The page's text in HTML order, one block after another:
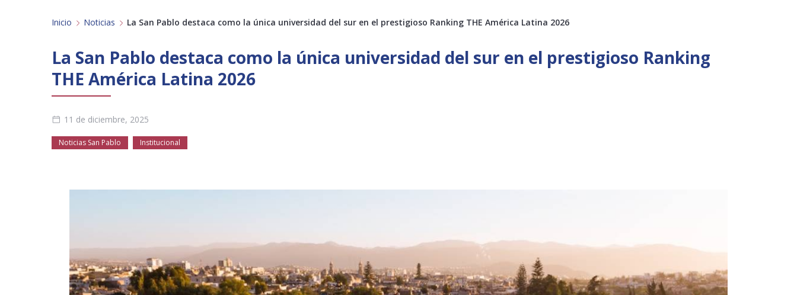
Inicio Noticias La San Pablo destaca como la única universidad del sur en el prestigioso Ranking THE América Latina 2026
La San Pablo destaca como la única universidad del sur en el prestigioso Ranking
THE América Latina 2026
11 de diciembre, 2025
Noticias San Pablo Institucional